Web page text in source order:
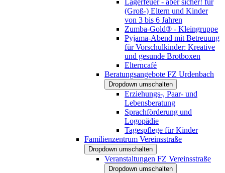
(Groß-) Eltern und Kinder
von 3 bis 6 Jahren
Zumba-Gold® - Kleingruppe
Pyjama-Abend mit Betreuung
für Vorschulkinder: Kreative
und gesunde Brotboxen
Elterncafé
Beratungsangebote FZ Urdenbach
Dropdown umschalten
Erziehungs-, Paar- und
Lebensberatung
Sprachförderung und
Logopädie
Tagespflege für Kinder
Familienzentrum Vereinsstraße
Dropdown umschalten
Veranstaltungen FZ Vereinsstraße
Dropdown umschalten